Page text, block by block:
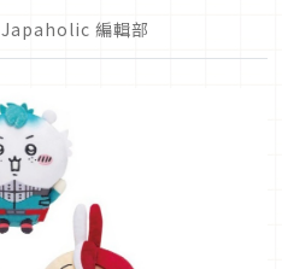
Japaholic 編輯部